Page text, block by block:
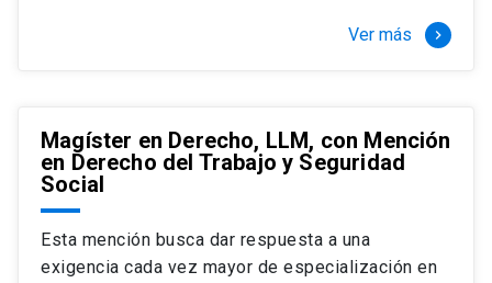
Ver más keyboard_arrow_right
Magíster en Derecho, LLM, con Mención
en Derecho del Trabajo y Seguridad
Social
Esta mención busca dar respuesta a una
exigencia cada vez mayor de especialización en